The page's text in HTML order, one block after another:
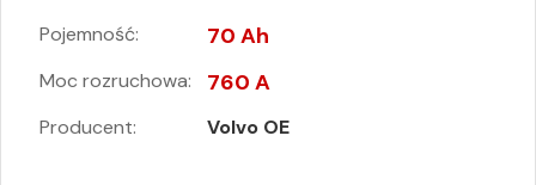
Pojemność: 70 Ah
Moc rozruchowa: 760 A
Producent: Volvo OE